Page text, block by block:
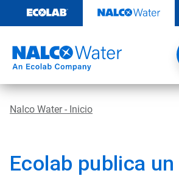
contenido
Nalco Water - Inicio
Ecolab publica